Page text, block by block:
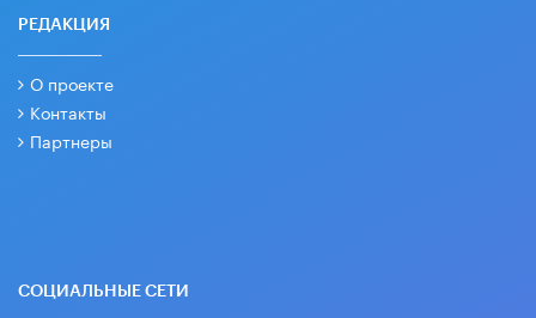
РЕДАКЦИЯ
О проекте
Контакты
Партнеры
СОЦИАЛЬНЫЕ СЕТИ